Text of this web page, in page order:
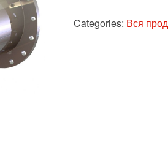
Categories: Вся